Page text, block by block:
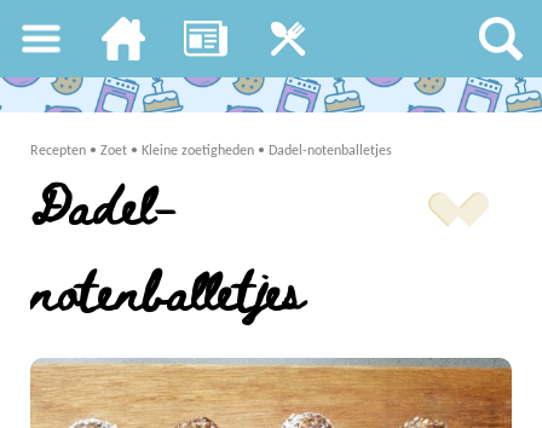
Recepten • Zoet • Kleine zoetigheden • Dadel-notenballetjes
Dadel-
notenballetjes